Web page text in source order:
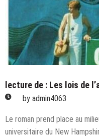
lecture de : Les lois de
by admin4063
Le roman prend place au
universitaire du New